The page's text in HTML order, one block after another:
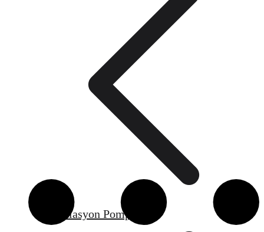
Sirkülasyon Pompaları